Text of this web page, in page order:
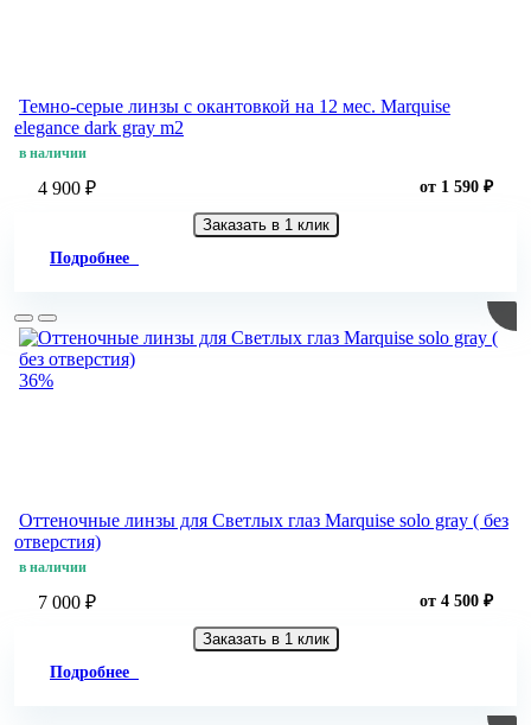
Темно-серые линзы c окантовкой на 12 мес. Marquise
elegance dark gray m2
в наличии
4 900 ₽ от 1 590 ₽
Заказать в 1 клик
Подробнее
36%
Оттеночные линзы для Светлых глаз Marquise solo gray ( без
отверстия)
в наличии
7 000 ₽ от 4 500 ₽
Заказать в 1 клик
Подробнее